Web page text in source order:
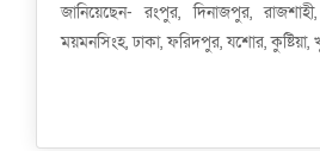
জানিয়েছেন- রংপুর, দিনাজপুর,
ময়মনসিংহ, ঢাকা, ফরিদপুর, যশোর, কুষ্টিয়া,